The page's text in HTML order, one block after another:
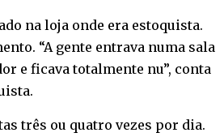
na loja onde era estoquista.
“A gente entrava numa sala
e ficava totalmente nu”, conta
três ou quatro vezes por dia.